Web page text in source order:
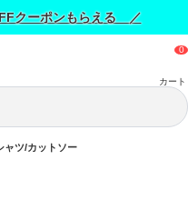
クーポンもらえる ／
カート
ャツ/カットソー